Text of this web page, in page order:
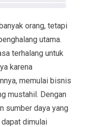
orang, tetapi
utama.
terhalang untuk
karena
memulai bisnis
mustahil. Dengan
sumber daya yang
dimulai